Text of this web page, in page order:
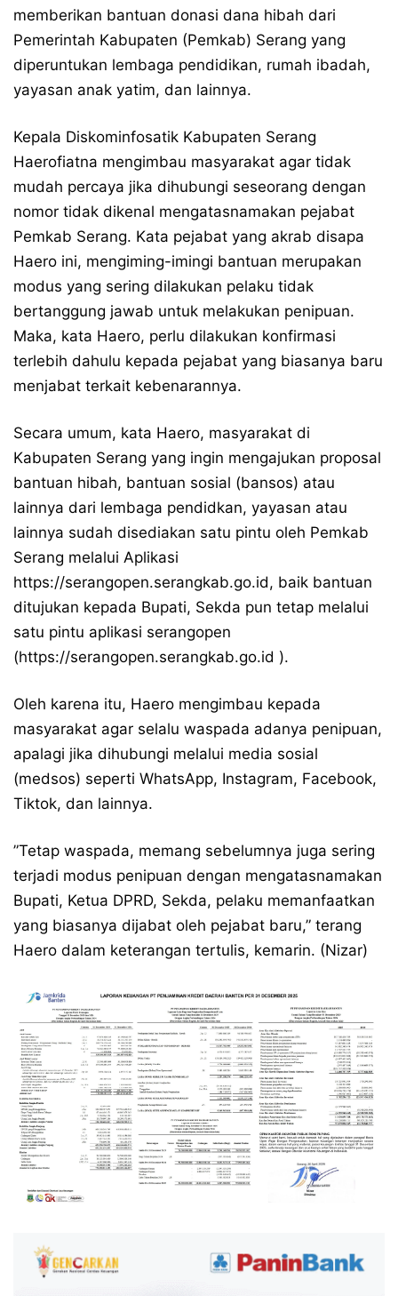
memberikan bantuan donasi dana hibah dari
Pemerintah Kabupaten (Pemkab) Serang yang
diperuntukan lembaga pendidikan, rumah ibadah,
yayasan anak yatim, dan lainnya.
Kepala Diskominfosatik Kabupaten Serang
Haerofiatna mengimbau masyarakat agar tidak
mudah percaya jika dihubungi seseorang dengan
nomor tidak dikenal mengatasnamakan pejabat
Pemkab Serang. Kata pejabat yang akrab disapa
Haero ini, mengiming-imingi bantuan merupakan
modus yang sering dilakukan pelaku tidak
bertanggung jawab untuk melakukan penipuan.
Maka, kata Haero, perlu dilakukan konfirmasi
terlebih dahulu kepada pejabat yang biasanya baru
menjabat terkait kebenarannya.
Secara umum, kata Haero, masyarakat di
Kabupaten Serang yang ingin mengajukan proposal
bantuan hibah, bantuan sosial (bansos) atau
lainnya dari lembaga pendidkan, yayasan atau
lainnya sudah disediakan satu pintu oleh Pemkab
Serang melalui Aplikasi
https://serangopen.serangkab.go.id, baik bantuan
ditujukan kepada Bupati, Sekda pun tetap melalui
satu pintu aplikasi serangopen
(https://serangopen.serangkab.go.id ).
Oleh karena itu, Haero mengimbau kepada
masyarakat agar selalu waspada adanya penipuan,
apalagi jika dihubungi melalui media sosial
(medsos) seperti WhatsApp, Instagram, Facebook,
Tiktok, dan lainnya.
”Tetap waspada, memang sebelumnya juga sering
terjadi modus penipuan dengan mengatasnamakan
Bupati, Ketua DPRD, Sekda, pelaku memanfaatkan
yang biasanya dijabat oleh pejabat baru,” terang
Haero dalam keterangan tertulis, kemarin. (Nizar)